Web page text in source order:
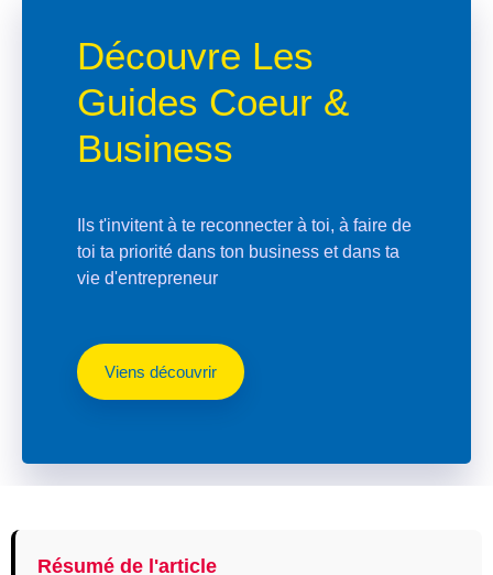
Découvre Les
Guides Coeur &
Business
Ils t'invitent à te reconnecter à toi, à faire de
toi ta priorité dans ton business et dans ta
vie d'entrepreneur
Viens découvrir
Résumé de l'article